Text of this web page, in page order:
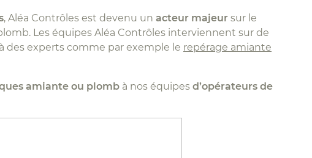
, Aléa Contrôles est devenu un acteur majeur sur le
Les équipes Aléa Contrôles interviennent sur de
des experts comme par exemple le repérage amiante
amiante ou plomb à nos équipes d’opérateurs de